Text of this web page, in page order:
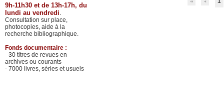
9h-11h30 et de 13h-17h, du
lundi au vendredi.
Consultation sur place,
photocopies, aide à la
recherche bibliographique.
Fonds documentaire :
- 30 titres de revues en
archives ou courants
- 7000 livres, séries et usuels